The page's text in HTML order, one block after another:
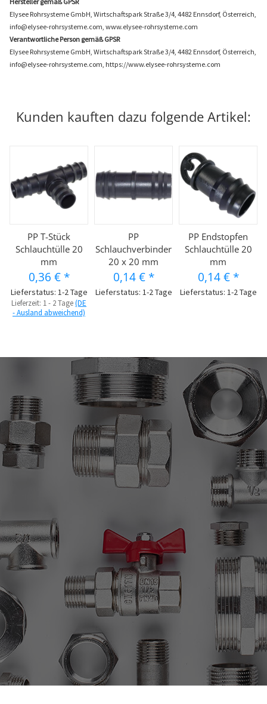
Elysee Rohrsysteme GmbH, Wirtschaftspark Straße 3/4, 4482 Ennsdorf, Österreich,
info@elysee-rohrsysteme.com, www.elysee-rohrsysteme.com
Verantwortliche Person gemäß GPSR
Elysee Rohrsysteme GmbH, Wirtschaftspark Straße 3/4, 4482 Ennsdorf, Österreich,
info@elysee-rohrsysteme.com, https://www.elysee-rohrsysteme.com
Kunden kauften dazu folgende Artikel:
PP T-Stück
Schlauchtülle 20
mm
0,36 € *
Lieferstatus: 1-2 Tage
Lieferzeit: 1 - 2 Tage(DE
- Ausland abweichend)
PP
Schlauchverbinder
20 x 20 mm
0,14 € *
Lieferstatus: 1-2 Tage
PP Endstopfen
Schlauchtülle 20
mm
0,14 € *
Lieferstatus: 1-2 Tage